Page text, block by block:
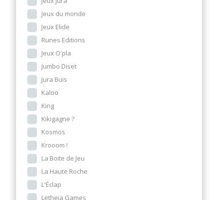
Jeux du monde
Jeux Elide
Runes Editions
Jeux O'pla
Jumbo Diset
Jura Buis
Kaloo
King
Kikigagne ?
Kosmos
Krooom !
La Boite de Jeu
La Haute Roche
L'Éclap
Letheia Games